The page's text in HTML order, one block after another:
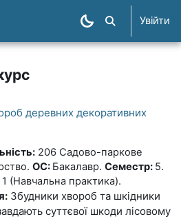
Пошук курсів
Увійти
деревних декоративних
206 Садово-паркове
ОС: Бакалавр. Семестр: 5.
1 (Навчальна практика).
Збудники хвороб та шкідники
суттєвої шкоди лісовому